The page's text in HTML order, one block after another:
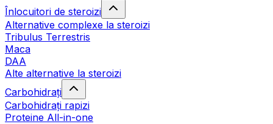
Înlocuitori de steroizi
Alternative complexe la steroizi
Tribulus Terrestris
Maca
DAA
Alte alternative la steroizi
Carbohidrați
Carbohidrați rapizi
Proteine All-in-one